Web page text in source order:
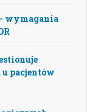
wymagania
pacjentów